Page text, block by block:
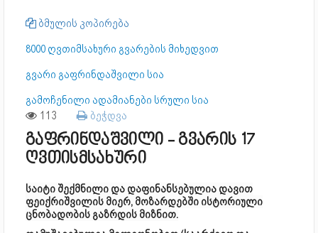
ბმულის კოპირება
8000 ღვთიმსახური გვარების მიხედვით
გვარი გაფრინდაშვილი სია
გამოჩენილი ადამიანები სრული სია
113 ბეჭდვა
გაფრინდაშვილი - გვარის 17
ღვთისმსახური
საიტი შექმნილი და დაფინანსებულია დავით
ფეიქრიშვილის მიერ, მოზარდებში ისტორიული
ცნობადობის გაზრდის მიზნით.